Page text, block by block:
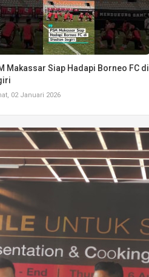
Makassar Siap Hadapi Borneo FC di
02 Januari 2026